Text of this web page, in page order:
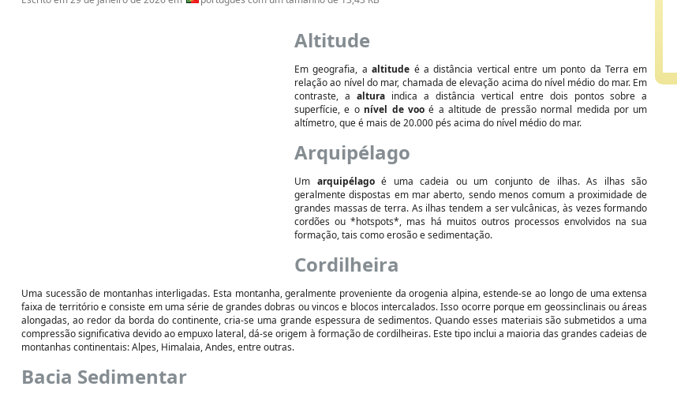
Altitude
Em geografia, aaltitude é a distância vertical entre um ponto da Terra em
relação ao nível do mar, chamada de elevação acima do nível médio do mar. Em
contraste, a alturaindica a distância vertical entre dois pontos sobre a
superfície, e o nível de vooé a altitude de pressão normal medida por um
altímetro, que é mais de 20.000 pés acima do nível médio do mar.
Arquipélago
Um arquipélagoé uma cadeia ou um conjunto de ilhas. As ilhas são
geralmente dispostas em mar aberto, sendo menos comum a proximidade de
grandes massas de terra. As ilhas tendem a ser vulcânicas, às vezes formando
cordões ou *hotspots*, mas há muitos outros processos envolvidos na sua
formação, tais como erosão e sedimentação.
Cordilheira
Uma sucessão de montanhas interligadas. Esta montanha, geralmente proveniente da orogenia alpina, estende-se ao longo de uma extensa
faixa de território e consiste em uma série de grandes dobras ou vincos e blocos intercalados. Isso ocorre porque em geossinclinais ou áreas
alongadas, ao redor da borda do continente, cria-se uma grande espessura de sedimentos. Quando esses materiais são submetidos a uma
compressão significativa devido ao empuxo lateral, dá-se origem à formação de cordilheiras. Este tipo inclui a maioria das grandes cadeias de
montanhas continentais: Alpes, Himalaia, Andes, entre outras.
Bacia Sedimentar